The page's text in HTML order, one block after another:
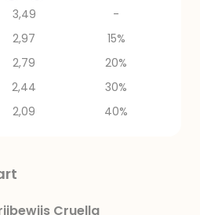
3,49
-
2,97
15%
2,79
20%
2,44
30%
2,09 40%
Cruella